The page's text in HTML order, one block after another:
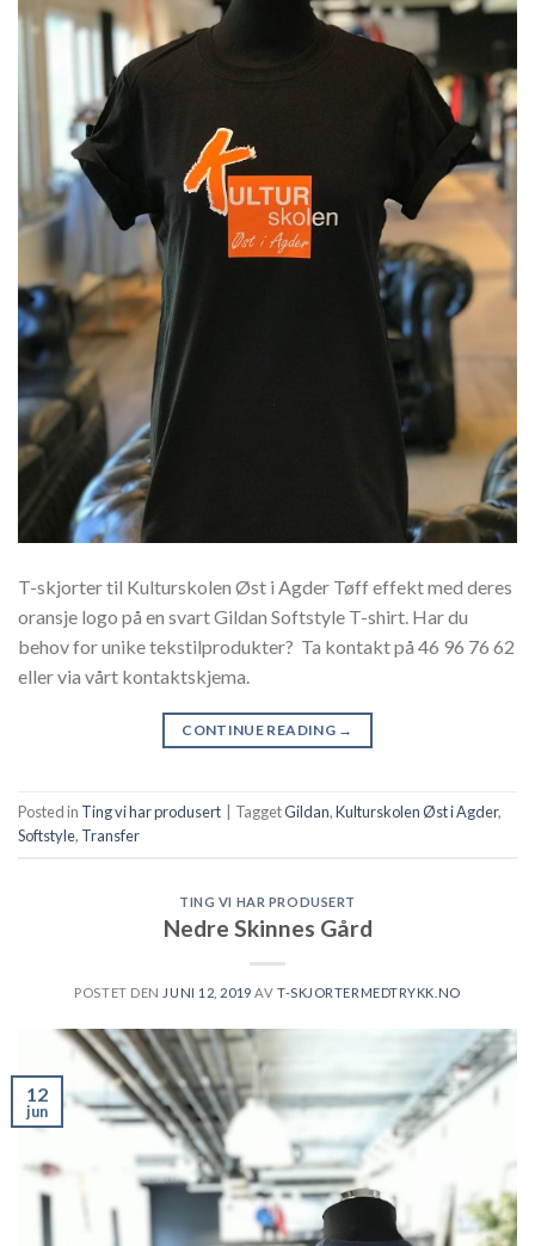
T-skjorter til Kulturskolen Øst i Agder Tøff effekt med deres
oransje logo på en svart Gildan Softstyle T-shirt. Har du
behov for unike tekstilprodukter? Ta kontakt på 46 96 76 62
eller via vårt kontaktskjema.
CONTINUE READING →
Posted in Ting vi har produsert TaggetGildan,Kulturskolen Øst i Agder,
Softstyle, Transfer
TING VI HAR PRODUSERT
Nedre Skinnes Gård
POSTET DEN JUNI 12, 2019 AV T-SKJORTERMEDTRYKK.NO
12
jun